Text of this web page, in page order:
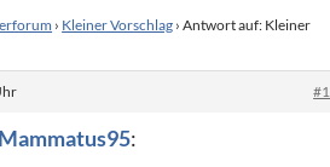
› Kleiner Vorschlag › Antwort auf: Kleiner
: